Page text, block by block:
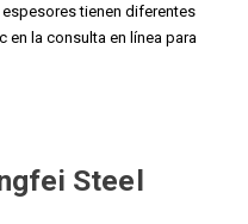
tienen diferentes
en la consulta en línea para
Steel